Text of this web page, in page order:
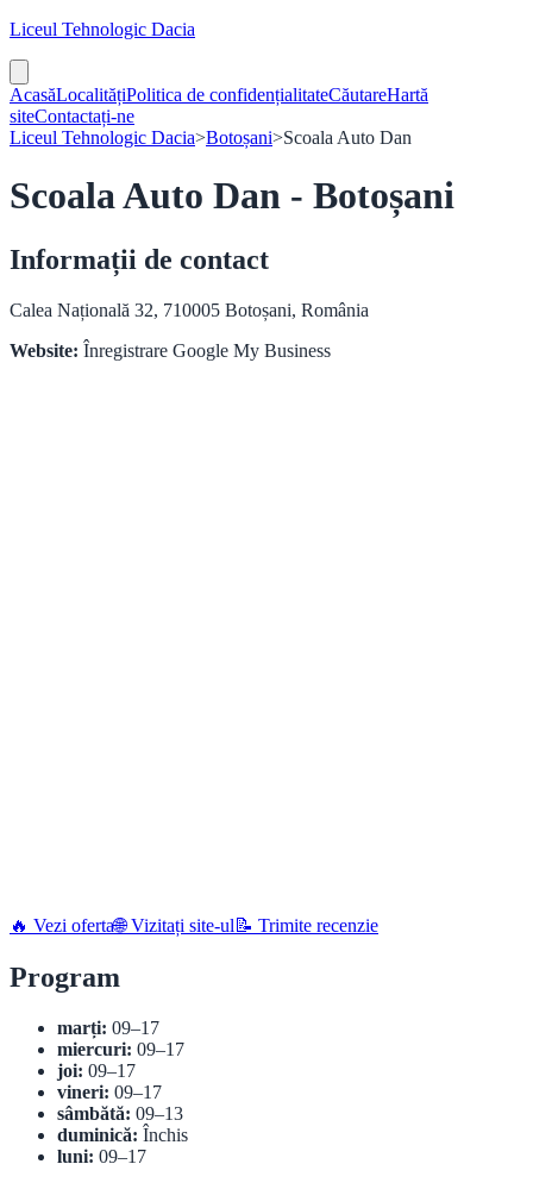
Liceul Tehnologic Dacia
AcasăLocalitățiPolitica de confidențialitateCăutareHartă
siteContactați-ne
Liceul Tehnologic Dacia>Botoșani>Scoala Auto Dan
Scoala Auto Dan - Botoșani
Informații de contact
Calea Națională 32, 710005 Botoșani, România
Website: Înregistrare Google My Business
🔥 Vezi oferta🌐 Vizitați site-ul 📝 Trimite recenzie
Program
marți: 09–17
miercuri: 09–17
joi: 09–17
vineri: 09–17
sâmbătă: 09–13
duminică: Închis
luni: 09–17